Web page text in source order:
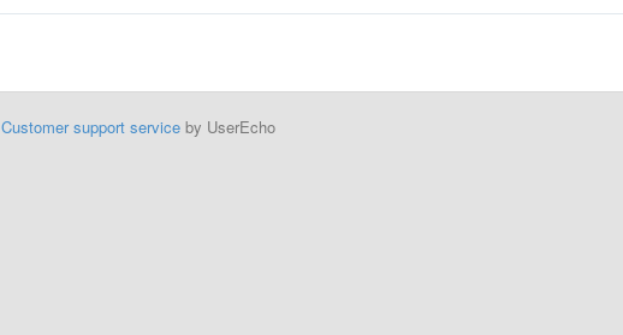
Customer support serviceby UserEcho